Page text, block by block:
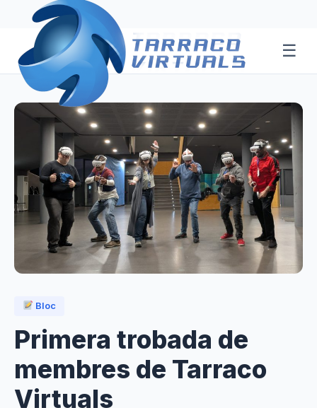
☰
Bloc
Primera trobada de
membres de Tarraco
Virtuals